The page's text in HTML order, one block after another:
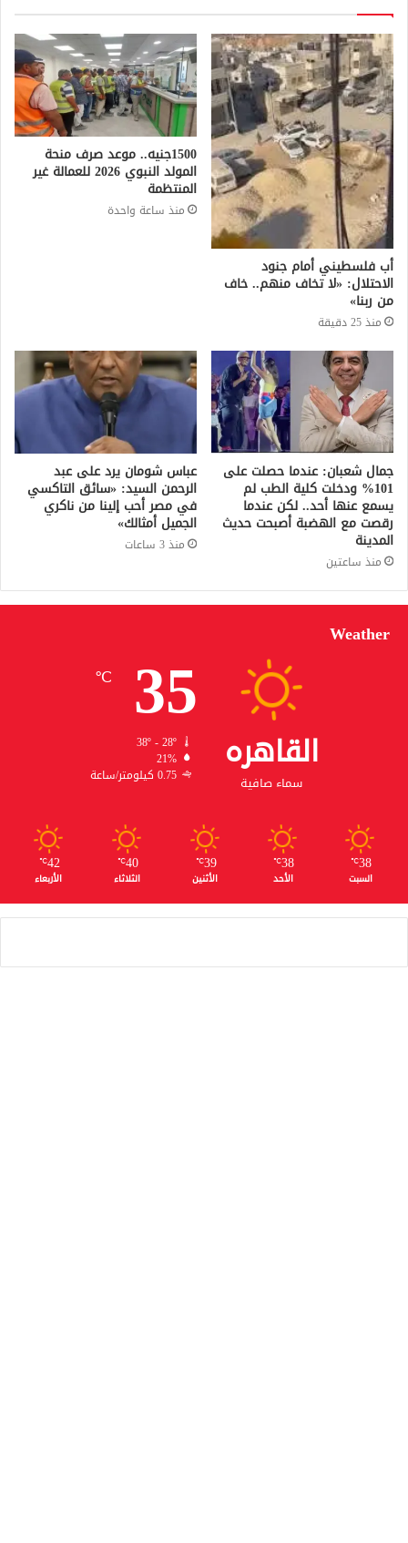
أب فلسطيني أمام جنود
الاحتلال: «لا تخاف منهم.. خاف
من ربنا»
منذ 25 دقيقة
1500جنيه.. موعد صرف منحة
المولد النبوي 2026 للعمالة غير
المنتظمة
منذ ساعة واحدة
جمال شعبان: عندما حصلت على
101% ودخلت كلية الطب لم
يسمع عنها أحد.. لكن عندما
رقصت مع الهضبة أصبحت حديث
المدينة
منذ ساعتين
عباس شومان يرد على عبد
الرحمن السيد: «سائق التاكسي
في مصر أحب إلينا من ناكري
الجميل أمثالك»
منذ 3 ساعات
Weather
القاهره
سماء صافية
35
℃
38º - 28º
21%
0.75 كيلومتر/ساعة
38
℃
السبت
38
℃
الأحد
39
℃
الأثنين
40
℃
الثلاثاء
42
℃
الأربعاء